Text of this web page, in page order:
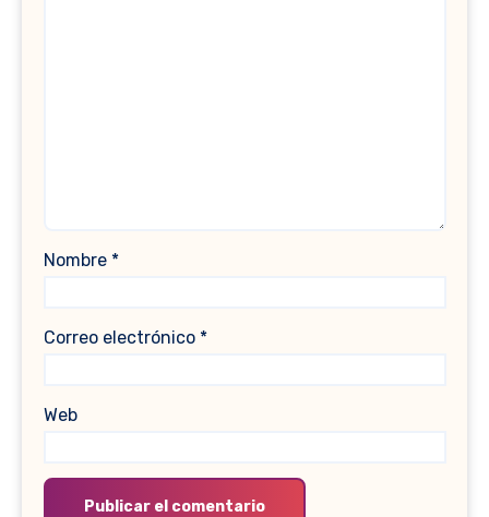
Nombre *
Correo electrónico *
Web